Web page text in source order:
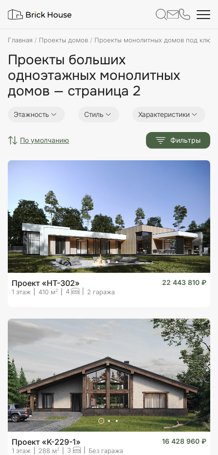
Главная Проекты домов Проекты монолитных домов под ключ
Проекты больших
одноэтажных монолитных
домов — страница 2
Этажность Стиль Характеристики
по умолчанию Фильтры
Проект «HT-302» 22 443 810 ₽
1 этаж 410 м2 4 2 гаража
Проект «K-229-1» 16 428 960 ₽
1 этаж 288 м 2 3 Без гаража